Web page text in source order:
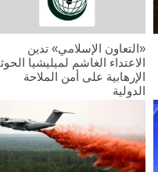
«التعاون الإسلامي» تدين
الاعتداء الغاشم لميليشيا
الإرهابية على أمن الملاحة
الدولية